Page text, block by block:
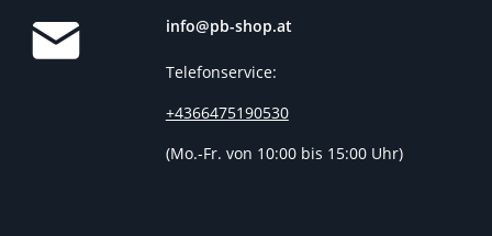
info@pb-shop.at
Telefonservice:
+4366475190530
(Mo.-Fr. von 10:00 bis 15:00 Uhr)